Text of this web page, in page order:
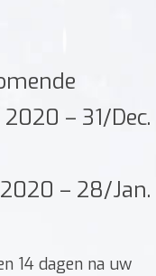
– 31/Dec.
– 28/Jan.
14 dagen na uw